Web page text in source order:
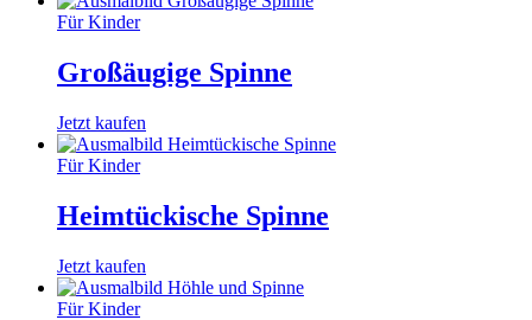
Für Kinder
Großäugige Spinne
Jetzt kaufen
Für Kinder
Heimtückische Spinne
Jetzt kaufen
Für Kinder